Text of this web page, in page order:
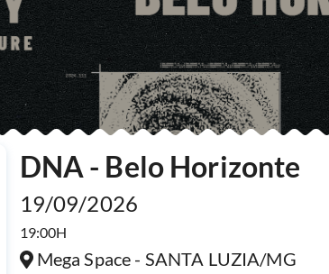
DNA - Belo Horizonte
19/09/2026
19:00H
Mega Space - SANTA LUZIA/MG